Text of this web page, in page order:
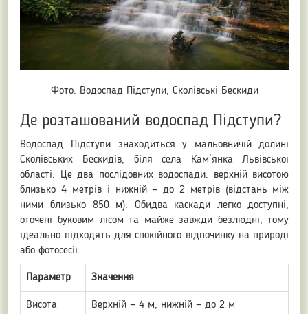
Фото: Водоспад Підступи, Сколівські Бескиди
Де розташований водоспад Підступи?
Водоспад Підступи знаходиться у мальовничій долині
Сколівських Бескидів, біля села Кам'янка Львівської
області. Це два послідовних водоспади: верхній висотою
близько 4 метрів і нижній — до 2 метрів (відстань між
ними близько 850 м). Обидва каскади легко доступні,
оточені буковим лісом та майже завжди безлюдні, тому
ідеально підходять для спокійного відпочинку на природі
або фотосесії.
Параметр Значення
Висота
Верхній — 4 м; нижній — до 2 м